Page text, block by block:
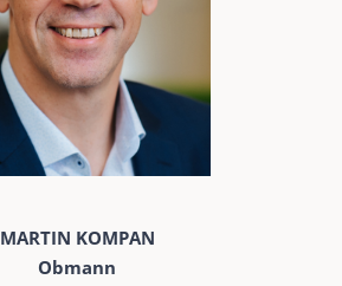
MARTIN KOMPAN
Obmann